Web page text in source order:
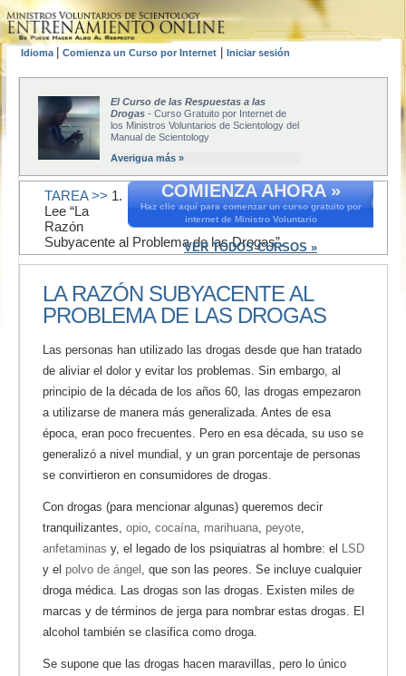
Idioma Comienza un Curso por Internet Iniciar sesión
El Curso de las Respuestas a las
Drogas - Curso Gratuito por Internet de
los Ministros Voluntarios de Scientology del
Manual de Scientology
Averigua más »
COMIENZA AHORA »
Haz clic aquí para comenzar un curso gratuito por
internet de Ministro Voluntario
VER TODOS CURSOS »
TAREA >> 1.
Lee “La
Razón
Subyacente al Problema de las Drogas”.
LA RAZÓN SUBYACENTE AL
PROBLEMA DE LAS DROGAS
Las personas han utilizado las drogas desde que han tratado
de aliviar el dolor y evitar los problemas. Sin embargo, al
principio de la década de los años 60, las drogas empezaron
a utilizarse de manera más generalizada. Antes de esa
época, eran poco frecuentes. Pero en esa década, su uso se
generalizó a nivel mundial, y un gran porcentaje de personas
se convirtieron en consumidores de drogas.
Con drogas (para mencionar algunas) queremos decir
tranquilizantes, opio cocaína marihuana peyote
anfetaminas y, el legado de los psiquiatras al hombre: el LSD
y el polvo de ángel , que son las peores. Se incluye cualquier
droga médica. Las drogas son las drogas. Existen miles de
marcas y de términos de jerga para nombrar estas drogas. El
alcohol también se clasifica como droga.
Se supone que las drogas hacen maravillas, pero lo único